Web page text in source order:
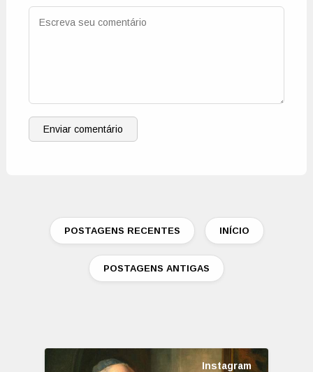
Enviar comentário
POSTAGENS RECENTES INÍCIO
POSTAGENS ANTIGAS
Instagram